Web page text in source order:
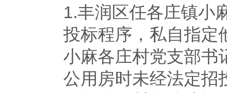
1.丰润区任各庄镇小
投标程序，私自指定
小麻各庄村党支部书
公用房时未经法定招